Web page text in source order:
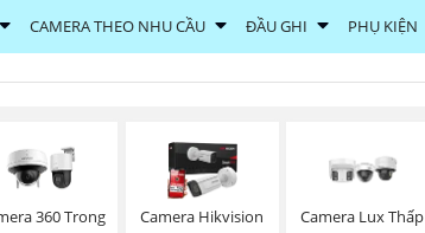
CAMERA THEO NHU CẦU ĐẦU GHI PHỤ KIỆN
360 Trong
Camera Hikvision
Camera Lux Thấp